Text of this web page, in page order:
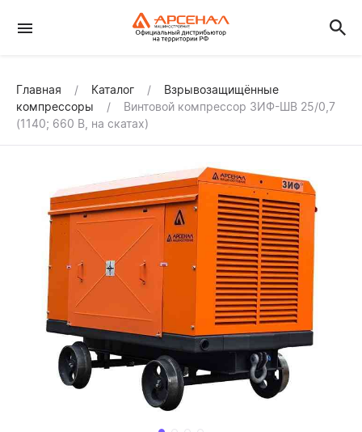
Главная Каталог
Взрывозащищённые
компрессоры
Винтовой компрессор ЗИФ-ШВ 25/0,7
(1140; 660 В, на скатах)